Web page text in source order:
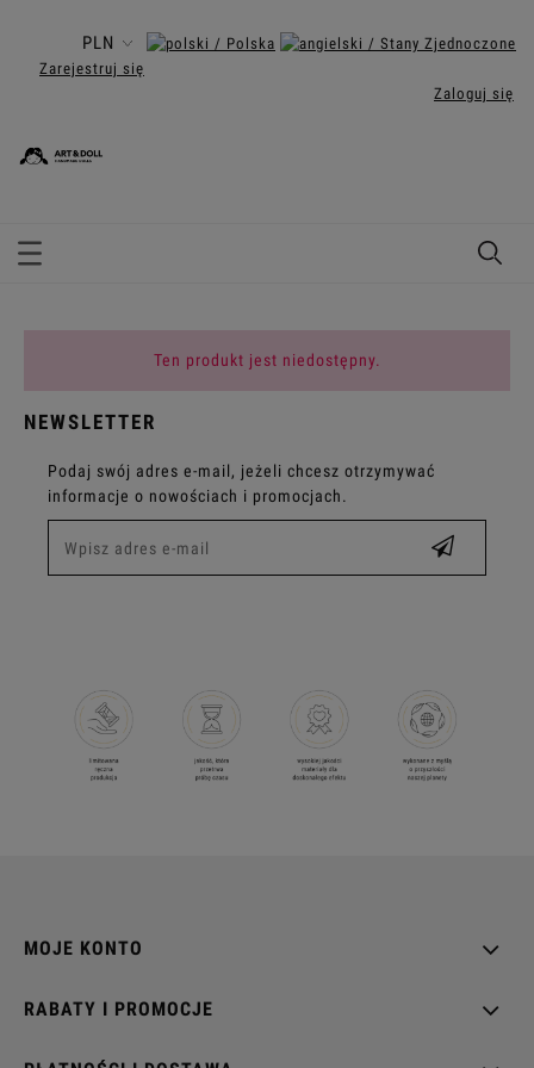
Zarejestruj się
Zaloguj się
Ten produkt jest niedostępny.
NEWSLETTER
Podaj swój adres e-mail, jeżeli chcesz otrzymywać
informacje o nowościach i promocjach.
MOJE KONTO
RABATY I PROMOCJE